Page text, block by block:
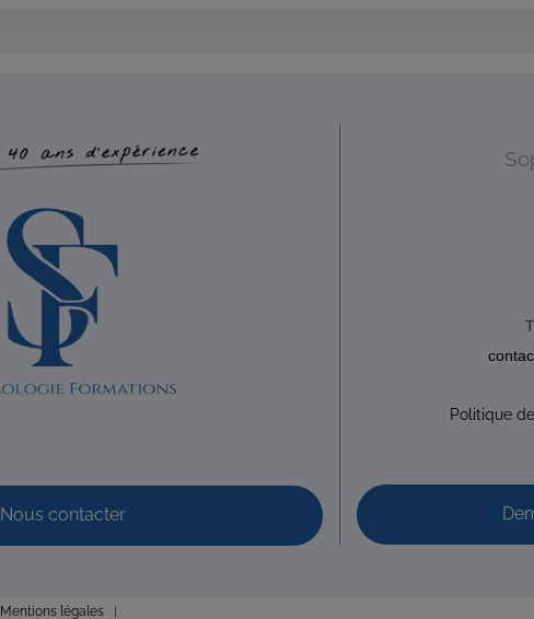
Nous contacter
Politique
Mentions légales |